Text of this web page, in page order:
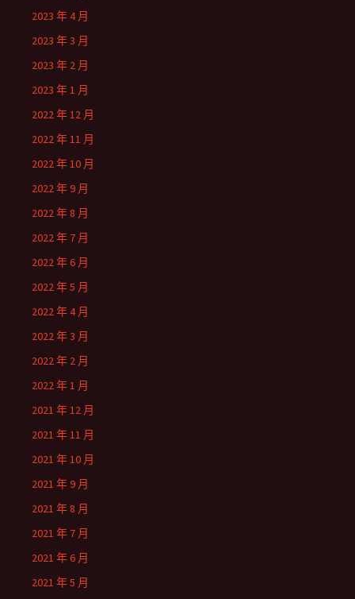
2023 年 4 月
2023 年 3 月
2023 年 2 月
2023 年 1 月
2022 年 12 月
2022 年 11 月
2022 年 10 月
2022 年 9 月
2022 年 8 月
2022 年 7 月
2022 年 6 月
2022 年 5 月
2022 年 4 月
2022 年 3 月
2022 年 2 月
2022 年 1 月
2021 年 12 月
2021 年 11 月
2021 年 10 月
2021 年 9 月
2021 年 8 月
2021 年 7 月
2021 年 6 月
2021 年 5 月